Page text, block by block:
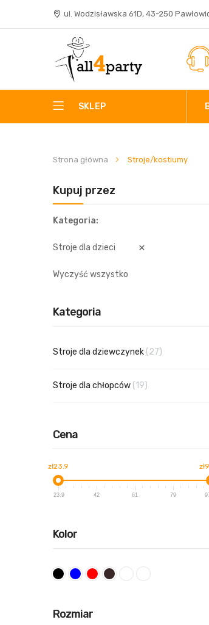
ul. Wodzisławska 61D, 43-250
SKLEP
Strona główna Stroje/kostiumy
Kupuj przez
Kategoria
Stroje dla dzieci
Wyczyść wszystko
Kategoria
Stroje dla dziewczynek 27produkty
Stroje dla chłopców 19produkty
Cena
zł23.9
23.9 42 61 79
Kolor
Rozmiar